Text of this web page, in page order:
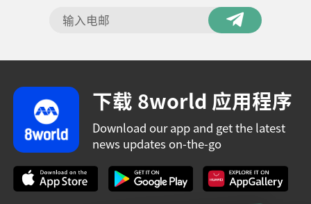
下载 8world 应用程序
Download our app and get the latest
news updates on-the-go